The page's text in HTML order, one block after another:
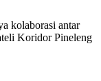
kolaborasi antar
Koridor Pineleng